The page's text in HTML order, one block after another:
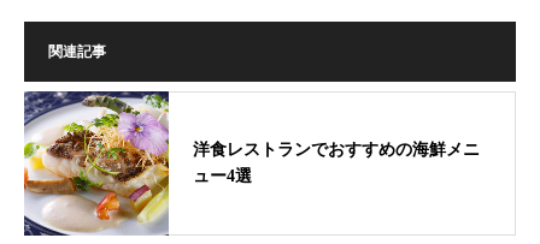
関連記事
洋食レストランでおすすめの海鮮メニ
ュー4選